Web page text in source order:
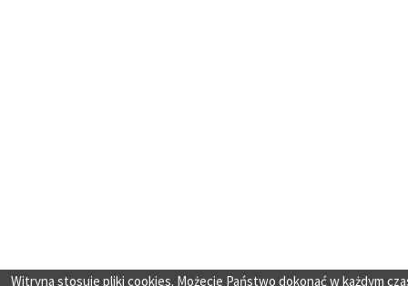
Witryna stosuje pliki cookies. Możecie Państwo dokonać w każdym